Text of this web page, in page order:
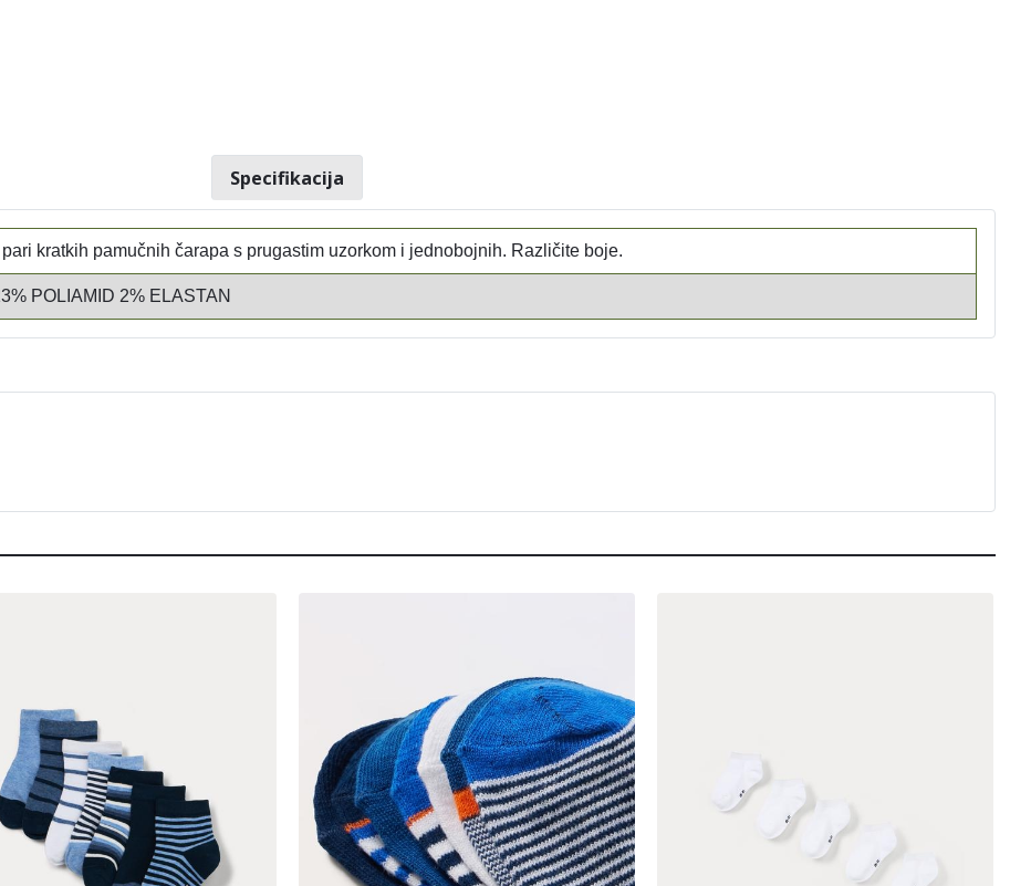
Specifikacija
kratkih pamučnih čarapa s prugastim uzorkom i jednobojnih. Različite boje.
POLIAMID 2% ELASTAN